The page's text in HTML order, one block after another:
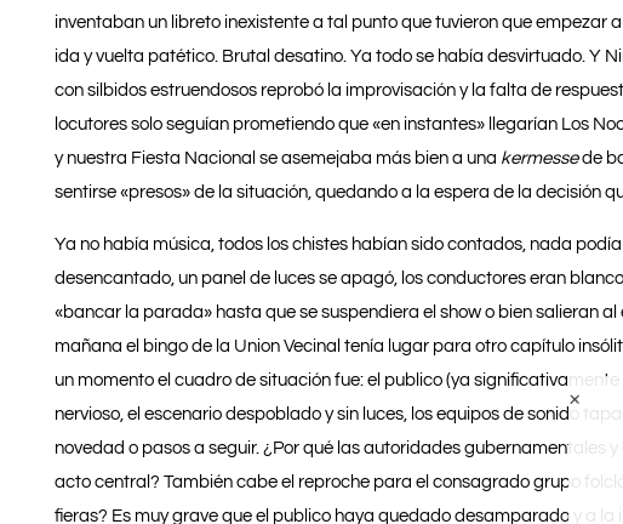
inventaban un libreto inexistente a tal punto que tuvieron que empezar
ida y vuelta patético. Brutal desatino. Ya todo se había desvirtuado. Y
con silbidos estruendosos reprobó la improvisación y la falta de
locutores solo seguían prometiendo que «en instantes» llegarían Los
y nuestra Fiesta Nacional se asemejaba más bien a una kermessede
sentirse «presos» de la situación, quedando a la espera de la decisión
Ya no había música, todos los chistes habían sido contados, nada
desencantado, un panel de luces se apagó, los conductores eran
«bancar la parada» hasta que se suspendiera el show o bien salieran
mañana el bingo de la Union Vecinal tenía lugar para otro capítulo
un momento el cuadro de situación fue: el publico (ya
nervioso, el escenario despoblado y sin luces, los equipos de sonido
novedad o pasos a seguir. ¿Por qué las autoridades gubernamentales
acto central? También cabe el reproche para el consagrado grupo
fieras? Es muy grave que el publico haya quedado desamparado y a la